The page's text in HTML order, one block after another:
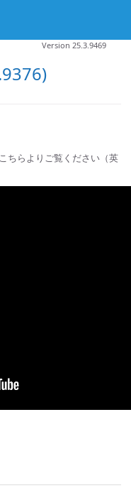
Version 25.3.9469
ちらよりご覧ください（英